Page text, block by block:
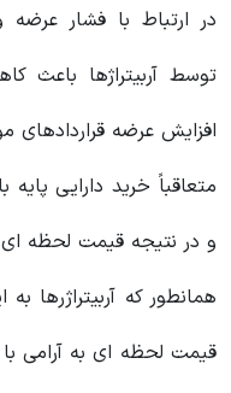
در ارتباط با فشار عرضه
توسط آربیتراژها
افزایش عرضه
متعاقباً خرید دارایی
و در نتیجه قیمت لحظه ای
همانطور که آربیتراژرها
قیمت لحظه ای به آرامی